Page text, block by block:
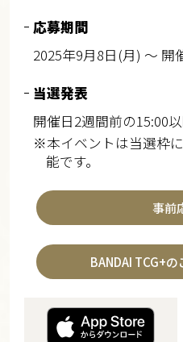
応募期間
2025年9月8日(月) ～ 開
当選発表
開催日2週間前の15:00
※本イベントは当選枠
能です。
事前
BANDAI TCG+